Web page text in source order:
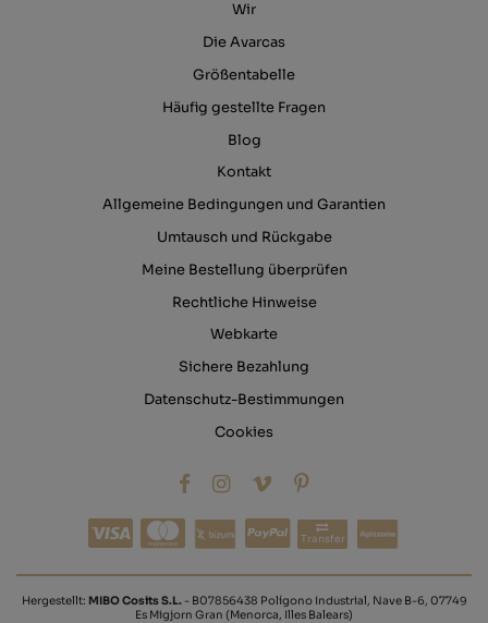
Wir
Die Avarcas
Größentabelle
Häufig gestellte Fragen
Blog
Kontakt
Allgemeine Bedingungen und Garantien
Umtausch und Rückgabe
Meine Bestellung überprüfen
Rechtliche Hinweise
Webkarte
Sichere Bezahlung
Datenschutz-Bestimmungen
Cookies
Transfer
Hergestellt: MIBO Cosits S.L.- B07856438 Polígono Industrial, Nave B-6, 07749
Es Migjorn Gran (Menorca, Illes Balears)